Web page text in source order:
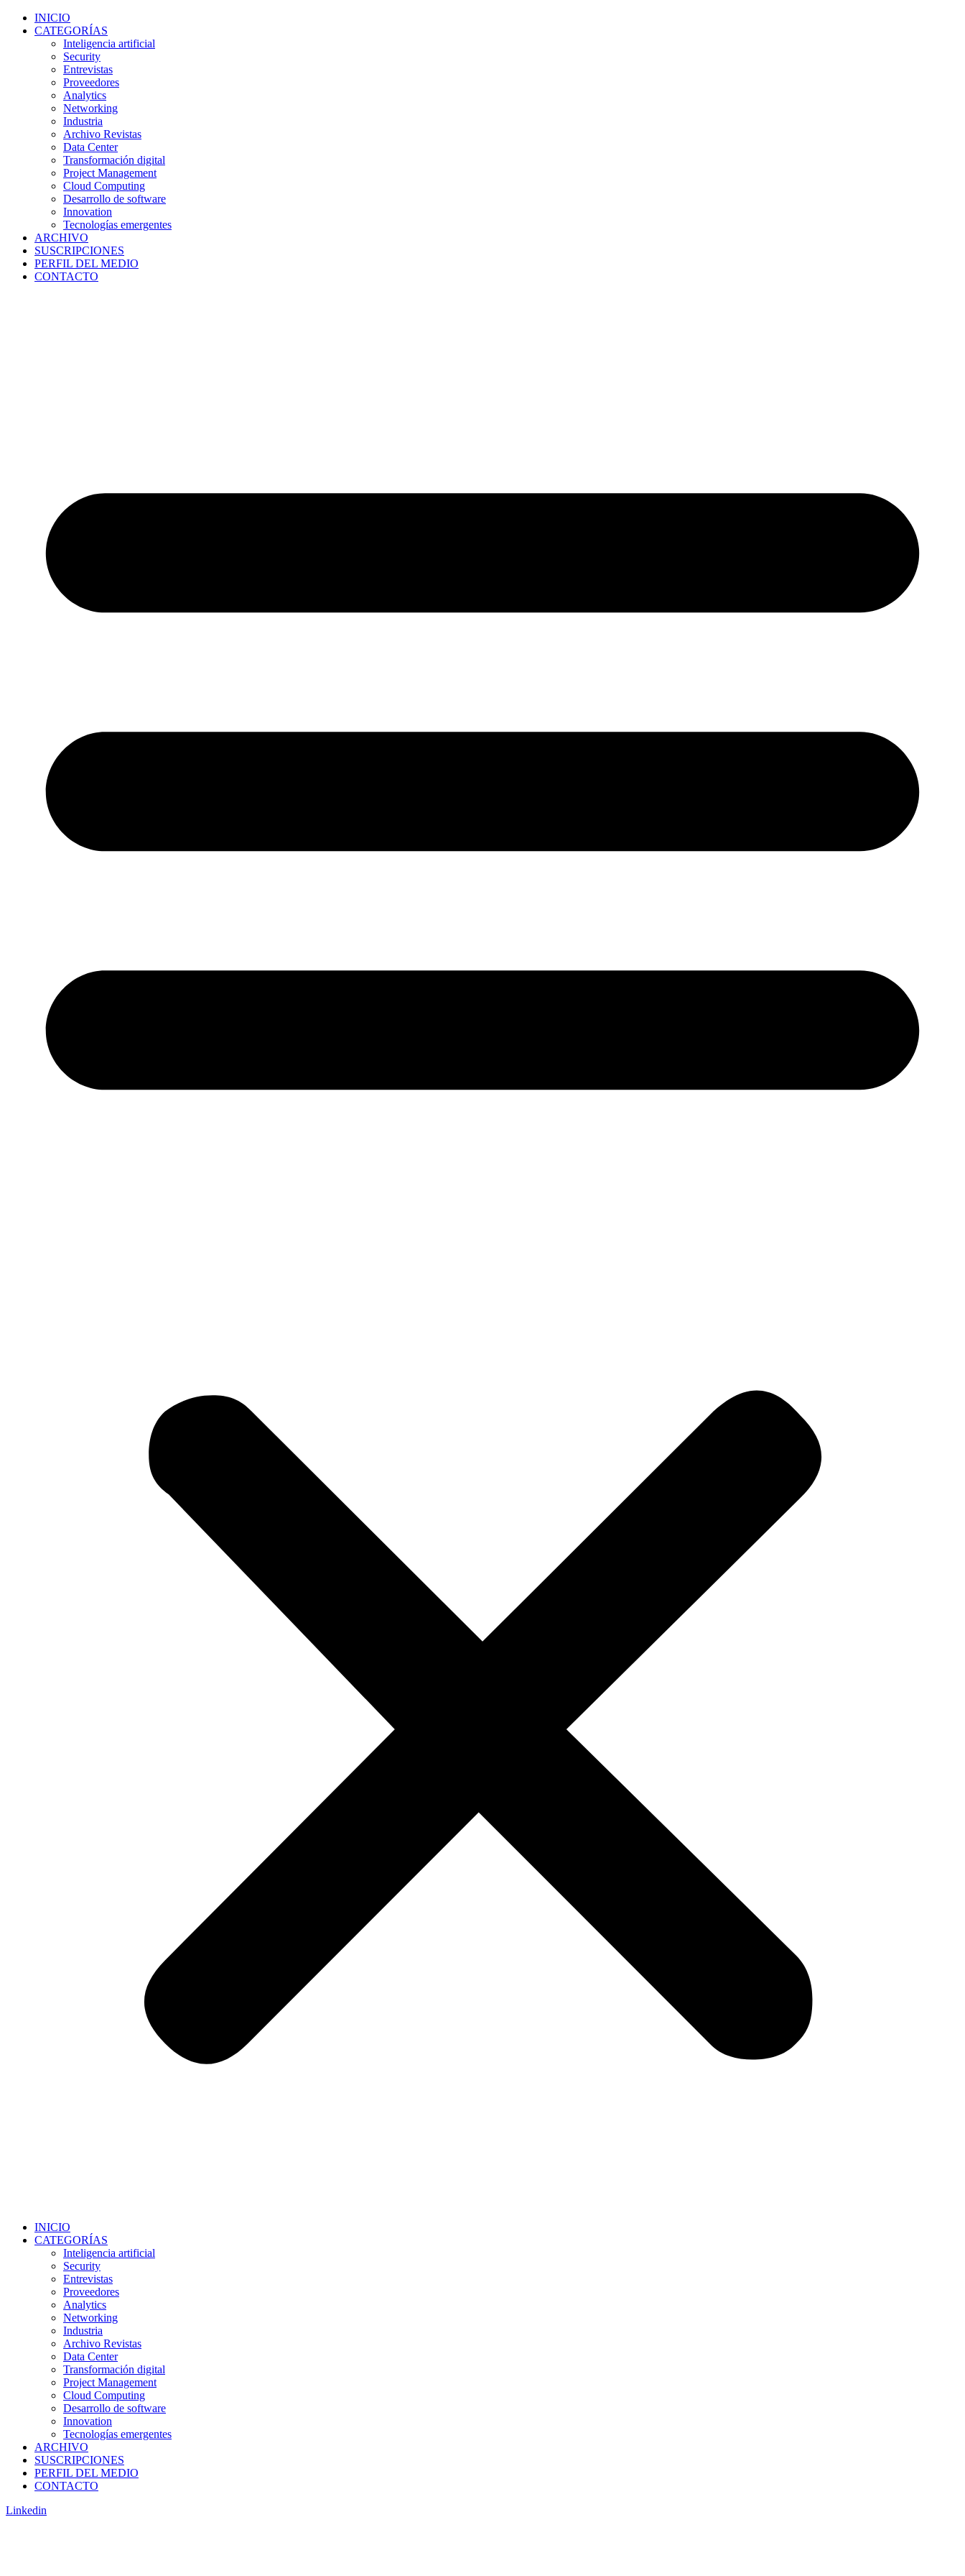
INICIO
CATEGORÍAS
Inteligencia artificial
Security
Entrevistas
Proveedores
Analytics
Networking
Industria
Archivo Revistas
Data Center
Transformación digital
Project Management
Cloud Computing
Desarrollo de software
Innovation
Tecnologías emergentes
ARCHIVO
SUSCRIPCIONES
PERFIL DEL MEDIO
CONTACTO
INICIO
CATEGORÍAS
Inteligencia artificial
Security
Entrevistas
Proveedores
Analytics
Networking
Industria
Archivo Revistas
Data Center
Transformación digital
Project Management
Cloud Computing
Desarrollo de software
Innovation
Tecnologías emergentes
ARCHIVO
SUSCRIPCIONES
PERFIL DEL MEDIO
CONTACTO
Linkedin